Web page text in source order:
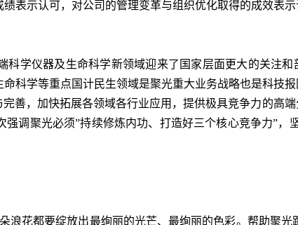
表示认可，对公司的管理变革与组织优化取得的成效表
学仪器及生命科学新领域迎来了国家层面更大的关注和
科学等重点国计民生领域是聚光重大业务战略也是科技报
，加快拓展各领域各行业应用，提供极具竞争力的高端
调聚光必须”持续修炼内功、打造好三个核心竞争力”，
花都要绽放出最绚丽的光芒、最绚丽的色彩。帮助聚光